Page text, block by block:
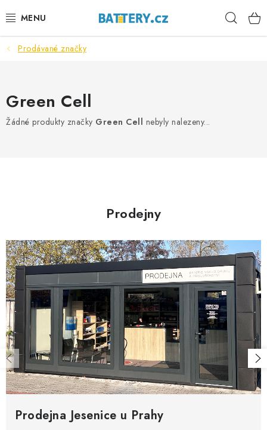
na
VÝHODNÉ SETY
BATERIOVÉ BOXY
POWERBANKY
LITHIOVÉ BATERIE
NABÍJEČKY
MĚNIČE NAPĚTÍ
FOTOVOLTAIKA
STARTOVACÍ ZDROJE
Prodávané značky
Green Cell
Žádné produkty značky Green Cell nebyly nalezeny...
Prodejny
Prodejna Jesenice u Prahy